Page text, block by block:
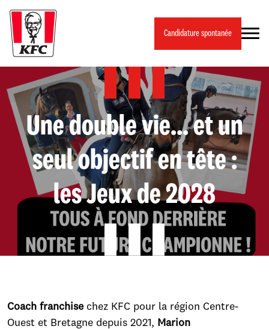
Panneau de gestion des cookies
Candidature spontanée
Une double vie… et un
seul objectif en tête :
les Jeux de 2028
Coach franchisechez KFC pour la région Centre-
Ouest et Bretagne depuis 2021, Marion